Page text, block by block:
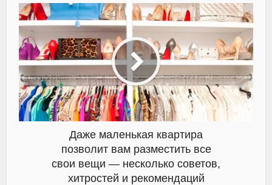
Даже маленькая квартира
позволит вам разместить все
свои вещи — несколько советов,
хитростей и рекомендаций